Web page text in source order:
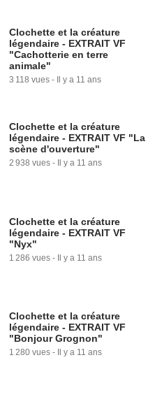
Clochette et la créature
légendaire - EXTRAIT VF
"Cachotterie en terre
animale"
3 118 vues - Il y a 11 ans
Clochette et la créature
légendaire - EXTRAIT VF "La
scène d'ouverture"
2 938 vues - Il y a 11 ans
Clochette et la créature
légendaire - EXTRAIT VF
"Nyx"
1 286 vues - Il y a 11 ans
Clochette et la créature
légendaire - EXTRAIT VF
"Bonjour Grognon"
1 280 vues - Il y a 11 ans